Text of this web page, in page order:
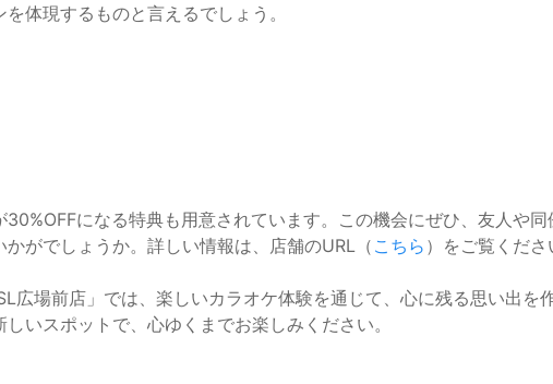
体現するものと言えるでしょう。
になる特典も用意されています。この機会にぜひ、友人や同
がでしょうか。詳しい情報は、店舗のURL（ こちら ）をご覧くださ
広場前店」では、楽しいカラオケ体験を通じて、心に残る思い出を
いスポットで、心ゆくまでお楽しみください。